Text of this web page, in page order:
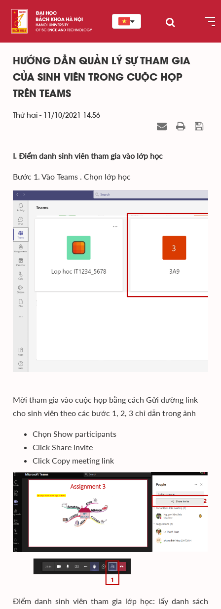
HƯỚNG DẪN QUẢN LÝ SỰ THAM GIA
CỦA SINH VIÊN TRONG CUỘC HỌP
TRÊN TEAMS
Thứ hai - 11/10/2021 14:56
I. Điểm danh sinh viên tham gia vào lớp học
Bước 1. Vào Teams . Chọn lớp học
Mời tham gia vào cuộc họp bằng cách Gửi đường link
cho sinh viên theo các bước 1, 2, 3 chỉ dẫn trong ảnh
Chọn Show participants
Click Share invite
Click Copy meeting link
ĐIểm danh sinh viên tham gia lớp học: lấy danh sách